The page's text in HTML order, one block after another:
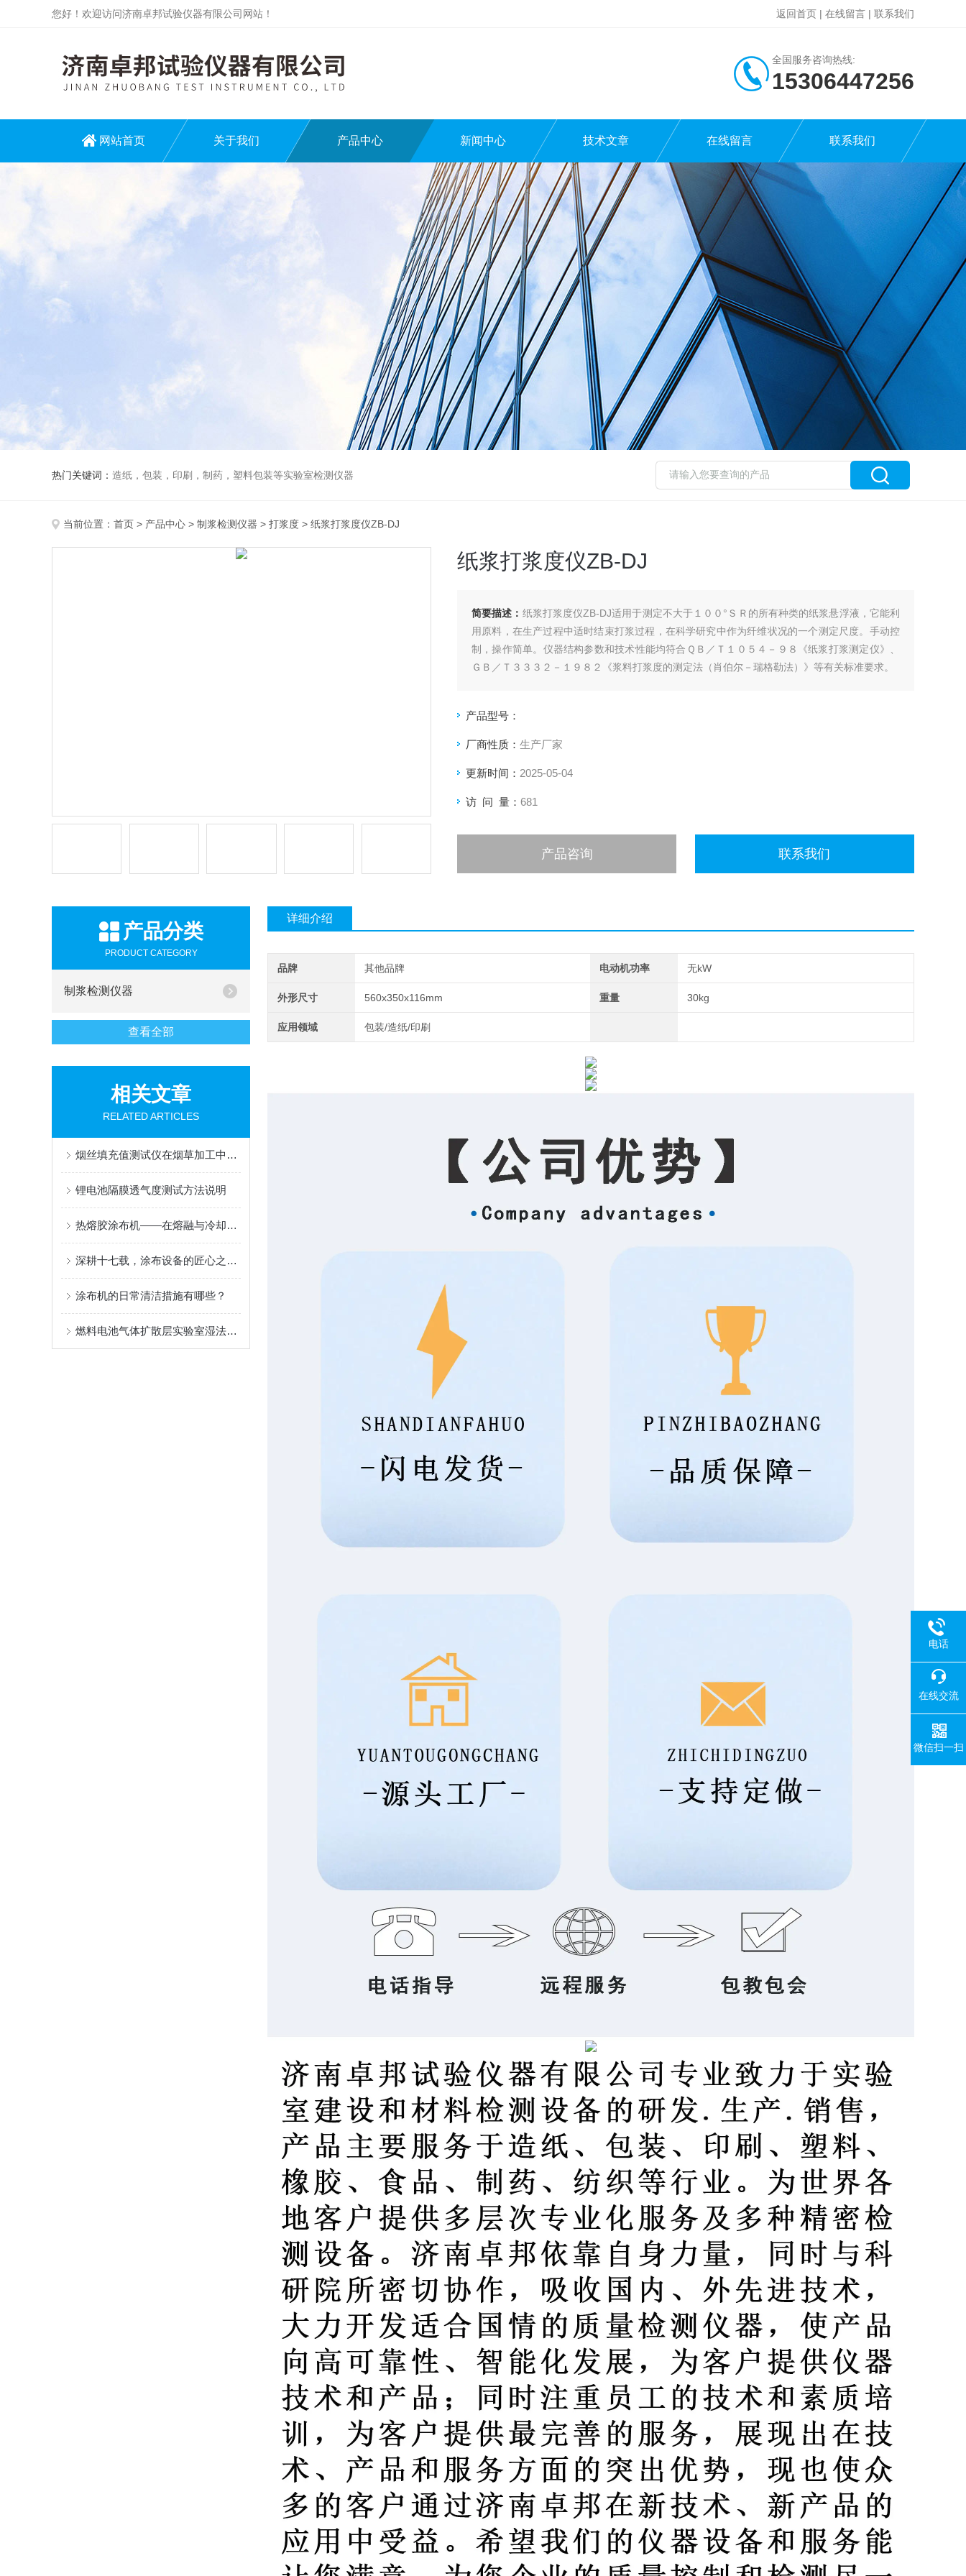
您好！欢迎访问济南卓邦试验仪器有限公司网站！ 返回首页 | 在线留言 | 联系我们
全国服务咨询热线:
15306447256
网站首页 关于我们 产品中心 新闻中心 技术文章 在线留言 联系我们
热门关键词： 造纸，包装，印刷，制药，塑料包装等实验室检测仪器
当前位置： 首页 > 产品中心 > 制浆检测仪器 > 打浆度 > 纸浆打浆度仪ZB-DJ
纸浆打浆度仪ZB-DJ
简要描述： 纸浆打浆度仪ZB-DJ适用于测定不大于１００°ＳＲ的所有种类的纸浆悬浮液，它能利
用原料，在生产过程中适时结束打浆过程，在科学研究中作为纤维状况的一个测定尺度。手动控
制，操作简单。仪器结构参数和技术性能均符合ＱＢ／Ｔ１０５４－９８《纸浆打浆测定仪》、
ＧＢ／Ｔ３３３２－１９８２《浆料打浆度的测定法（肖伯尔－瑞格勒法）》等有关标准要求。
产品型号：
厂商性质： 生产厂家
更新时间： 2025-05-04
访 问 量： 681
产品咨询 联系我们
产品分类
PRODUCT CATEGORY
制浆检测仪器
查看全部
相关文章
RELATED ARTICLES
烟丝填充值测试仪在烟草加工中的关键作用
锂电池隔膜透气度测试方法说明
热熔胶涂布机——在熔融与冷却间编织粘合的“无形纽带“
深耕十七载，涂布设备的匠心之选 ——AT-TB-300C 多功能涂布试验机
涂布机的日常清洁措施有哪些？
燃料电池气体扩散层实验室湿法成型设备
详细介绍
品牌 其他品牌 电动机功率 无kW
外形尺寸 560x350x116mm 重量 30kg
应用领域 包装/造纸/印刷
电话
在线交流
微信扫一扫